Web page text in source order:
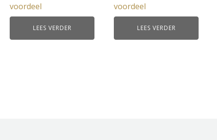
voordeel
LEES VERDER
voordeel
LEES VERDER